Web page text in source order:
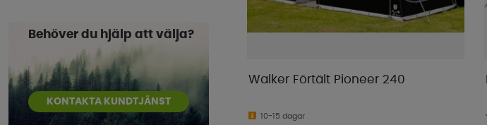
Behöver du hjälp att välja?
KONTAKTA KUNDTJÄNST
Walker Förtält Pioneer 240
10-15 dagar